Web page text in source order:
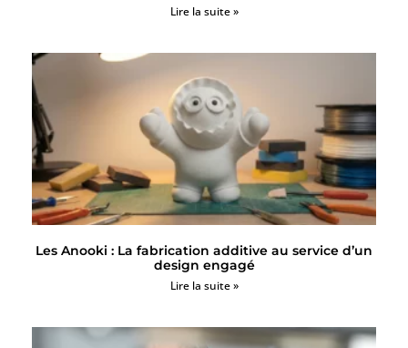
Lire la suite »
Les Anooki : La fabrication additive au service d’un
design engagé
Lire la suite »